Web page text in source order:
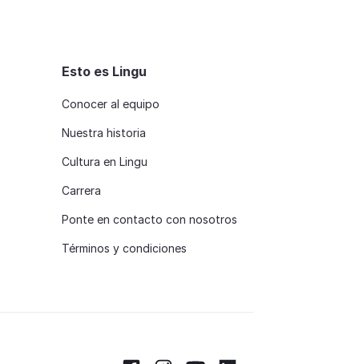
Esto es Lingu
Conocer al equipo
Nuestra historia
Cultura en Lingu
Carrera
Ponte en contacto con nosotros
Términos y condiciones